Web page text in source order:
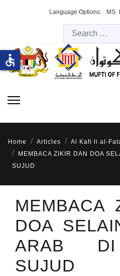
Language Options: MS
Home Articles
Al Kafi li al-
MEMBACA ZIKIR DAN DOA
SUJUD
MEMBACA
DOA
ARAB
SUJUD
accessible